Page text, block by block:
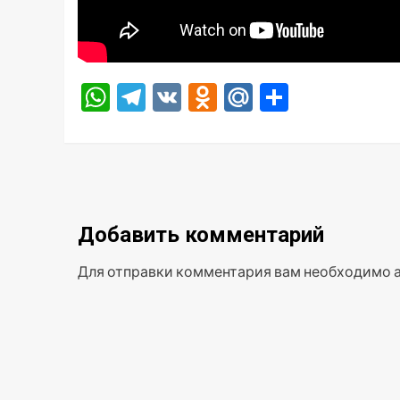
WhatsApp
Telegram
VK Odnoklassniki
Mail.Ru
Добавить комментарий
Для отправки комментария вам необходимо